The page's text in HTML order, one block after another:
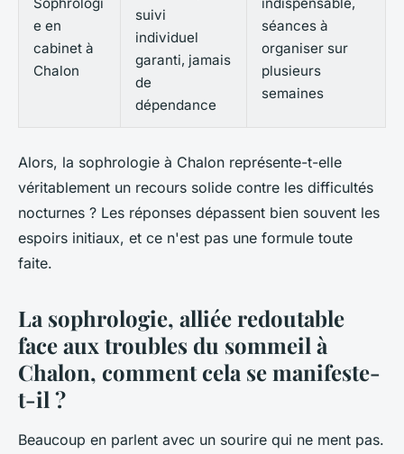
e en
cabinet à
Chalon
suivi
individuel
garanti, jamais
de
dépendance
séances à
organiser sur
plusieurs
semaines
Alors, la sophrologie à Chalon représente-t-elle
véritablement un recours solide contre les difficultés
nocturnes ? Les réponses dépassent bien souvent les
espoirs initiaux, et ce n'est pas une formule toute
faite.
La sophrologie, alliée redoutable
face aux troubles du sommeil à
Chalon, comment cela se manifeste-
t-il ?
Beaucoup en parlent avec un sourire qui ne ment pas.